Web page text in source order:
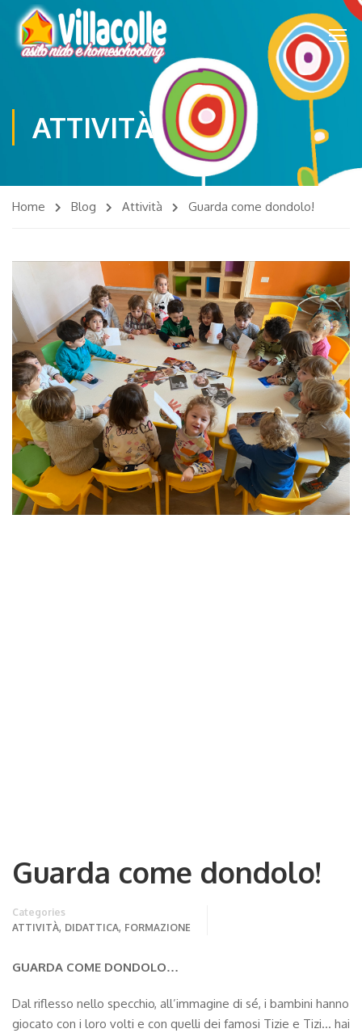
ATTIVITÀ
Home Blog Attività Guarda come dondolo!
Guarda come dondolo!
Categories
ATTIVITÀ, DIDATTICA, FORMAZIONE
GUARDA COME DONDOLO…
Dal riflesso nello specchio, all’immagine di sé, i bambini hanno
giocato con i loro volti e con quelli dei famosi Tizie e Tizi… hai